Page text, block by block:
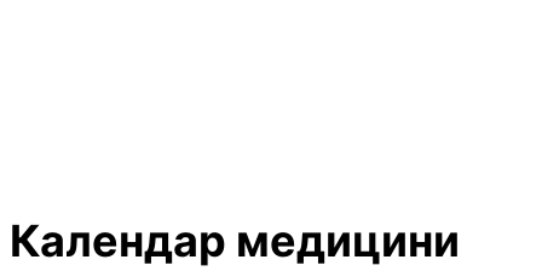
Календар медицини